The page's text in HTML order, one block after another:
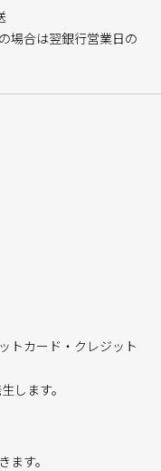
場合は翌銀行営業日の
トカード・クレジット
します。
す。